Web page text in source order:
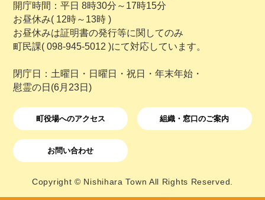
開庁時間：平日 8時30分～17時15分
お昼休み( 12時～13時 )
お昼休みは証明書の発行等に関してのみ
町民課( 098-945-5012 )にて対応しています。
閉庁日：土曜日・日曜日・祝日・年末年始・
慰霊の日(6月23日)
町役場へのアクセス 組織・窓口のご案内
お問い合わせ
Copyright © Nishihara Town All Rights Reserved.